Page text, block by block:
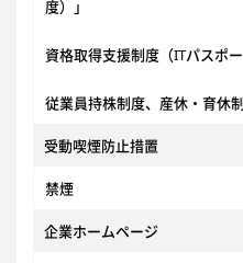
度）」
資格取得支援制度（ITパスポー
従業員持株制度、産休・育休
受動喫煙防止措置
禁煙
企業ホームページ